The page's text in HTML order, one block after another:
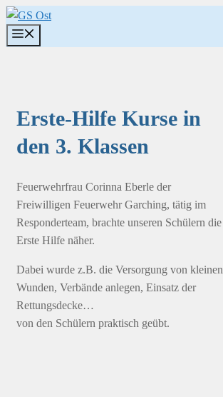
Zum
Inhalt
springen
Erste-Hilfe Kurse in
den 3. Klassen
Feuerwehrfrau Corinna Eberle der
Freiwilligen Feuerwehr Garching, tätig im
Responderteam, brachte unseren Schülern die
Erste Hilfe näher.
Dabei wurde z.B. die Versorgung von kleinen
Wunden, Verbände anlegen, Einsatz der
Rettungsdecke…
von den Schülern praktisch geübt.